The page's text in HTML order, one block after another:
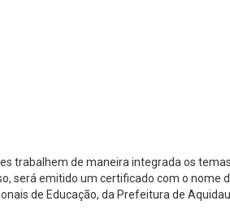
trabalhem de maneira integrada os
será emitido um certificado com o nome
de Educação, da Prefeitura de